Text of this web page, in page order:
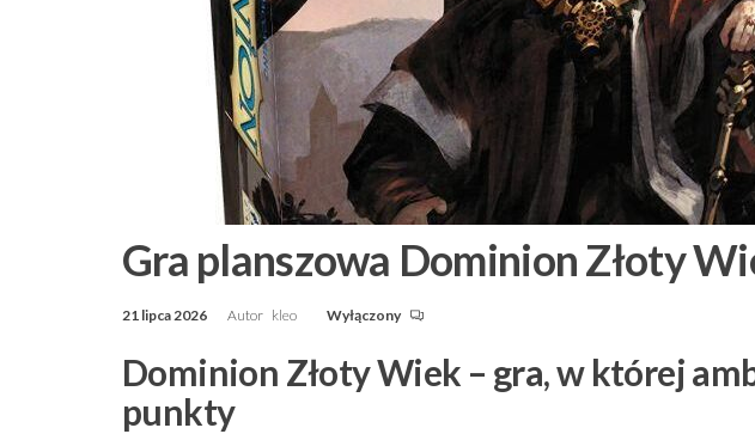
Gra planszowa Dominion Złoty
21 lipca 2026 Autor kleo Wyłączony
Dominion Złoty Wiek – gra, w której
punkty